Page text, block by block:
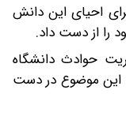
احیای این دانش
را از دست داد.
حوادث دانشگاه
این موضوع در دست